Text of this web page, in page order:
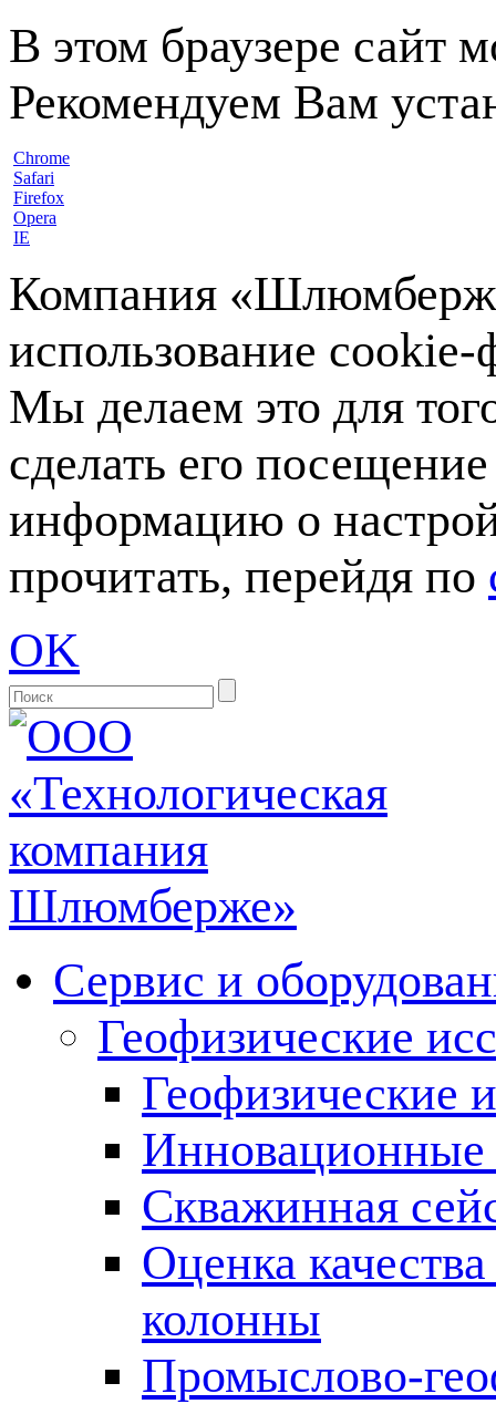
В этом браузере сайт
Рекомендуем Вам
Chrome
Safari
Firefox
Opera
IE
Компания
использование
Мы делаем это для
сделать его
информацию о
прочитать, перейдя по
OK
Сервис и
Геофизические
Геофизические
Инновационные
Скважинная
Оценка
колонны
Промыслово-